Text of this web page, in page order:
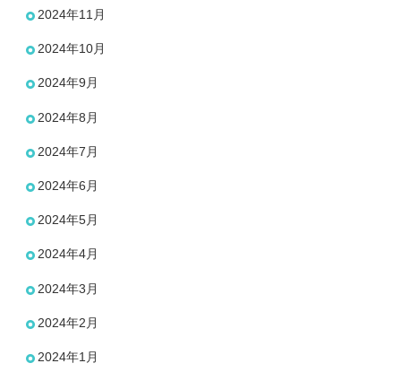
2024年11月
2024年10月
2024年9月
2024年8月
2024年7月
2024年6月
2024年5月
2024年4月
2024年3月
2024年2月
2024年1月